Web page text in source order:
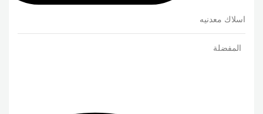
اسلاك معدنيه
المفضلة